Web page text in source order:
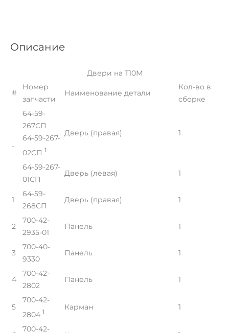
Описание
Двери на Т10М
#
Номер
запчасти
Наименование детали
Кол-во в
сборке
-
64-59-
267СП
64-59-267-
02СП 1
Дверь (правая) 1
64-59-267-
01СП
Дверь (левая) 1
1
64-59-
268СП
Дверь (правая) 1
2
700-42-
2935-01
Панель 1
3
700-40-
9330
Панель 1
4
700-42-
2802
Панель 1
5
700-42-
2804 1
Карман 1
700-42-